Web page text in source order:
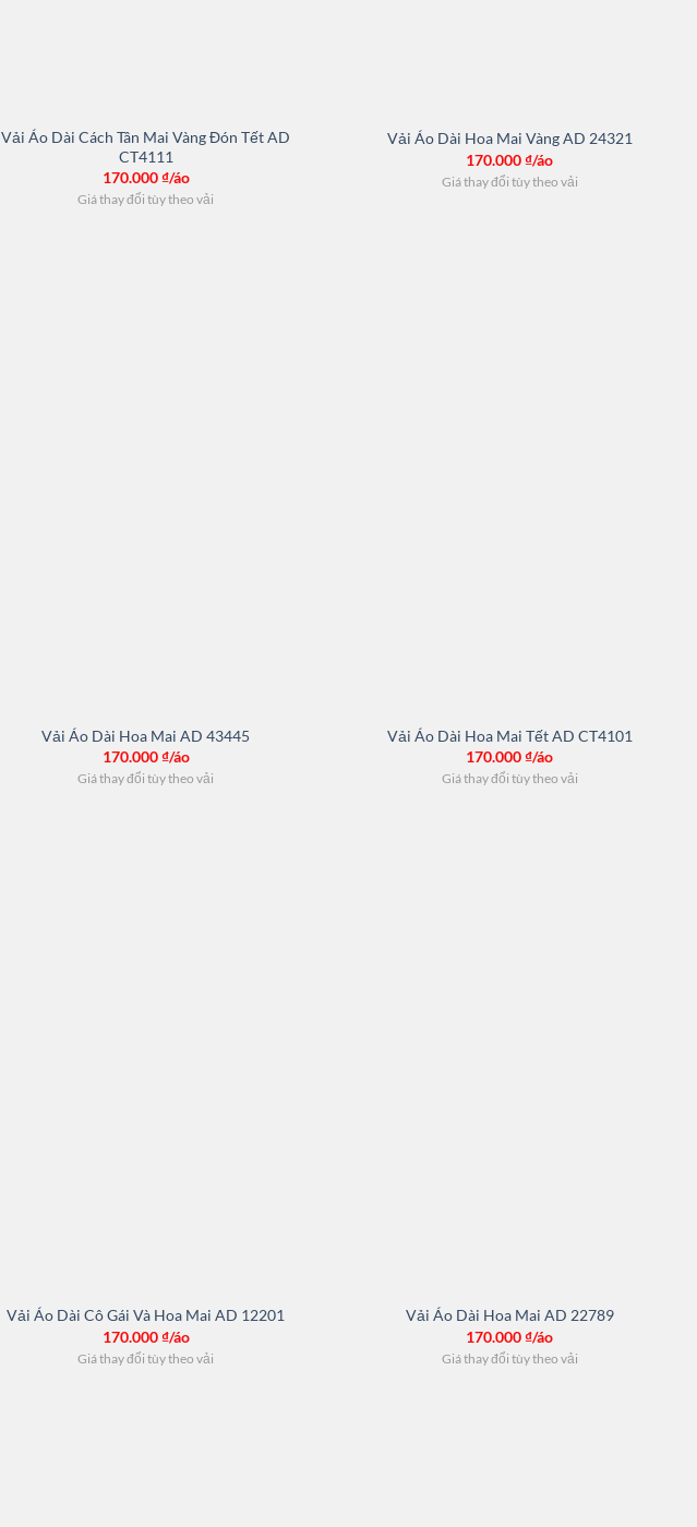
Vải Áo Dài Cách Tân Mai Vàng Đón Tết AD
CT4111
170.000₫/áo
Giá thay đổi tùy theo vải
Vải Áo Dài Hoa Mai Vàng AD 24321
170.000₫/áo
Giá thay đổi tùy theo vải
Vải Áo Dài Hoa Mai AD 43445
170.000₫/áo
Giá thay đổi tùy theo vải
Vải Áo Dài Hoa Mai Tết AD CT4101
170.000₫/áo
Giá thay đổi tùy theo vải
Vải Áo Dài Cô Gái Và Hoa Mai AD 12201
170.000₫/áo
Giá thay đổi tùy theo vải
Vải Áo Dài Hoa Mai AD 22789
170.000₫/áo
Giá thay đổi tùy theo vải